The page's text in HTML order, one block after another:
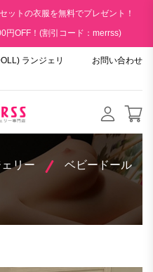
ットの衣服を無料でプレゼント！
円OFF！(割引コード：merrss)
ランジェリ
お問い合わせ
リー ベビードール